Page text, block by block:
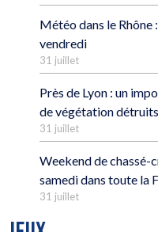
Météo dans le Rhône
vendredi
31 juillet
Près de Lyon : un
de végétation détruits
31 juillet
Weekend de chassé-
samedi dans toute la
31 juillet